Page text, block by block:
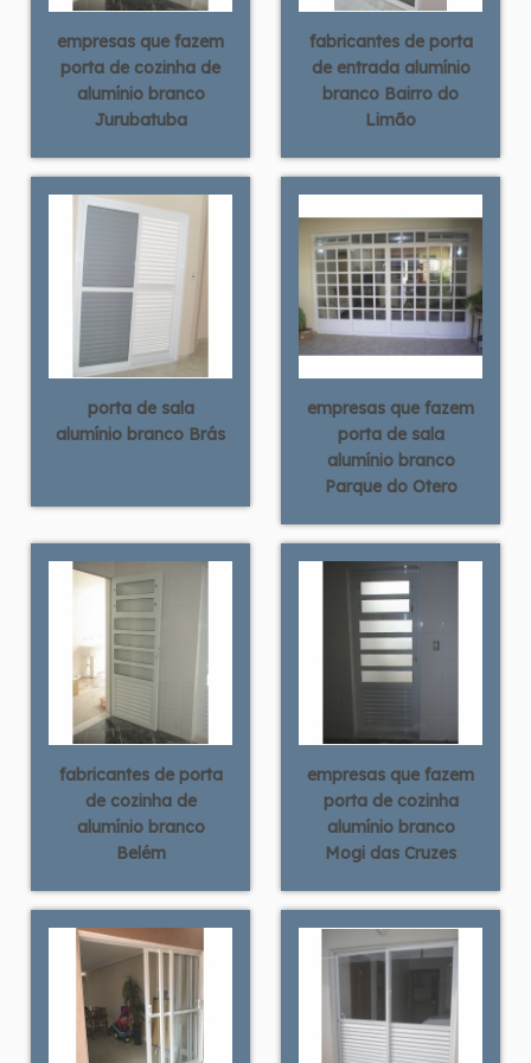
empresas que fazem
porta de cozinha de
alumínio branco
Jurubatuba
fabricantes de porta
de entrada alumínio
branco Bairro do
Limão
porta de sala
alumínio branco Brás
empresas que fazem
porta de sala
alumínio branco
Parque do Otero
fabricantes de porta
de cozinha de
alumínio branco
Belém
empresas que fazem
porta de cozinha
alumínio branco
Mogi das Cruzes